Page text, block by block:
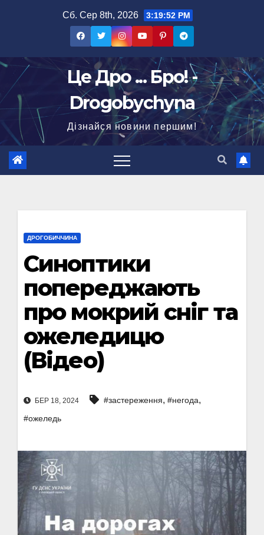
Сб. Сер 8th, 2026 3:19:53 PM
Це Дро ... Бро! -
Drogobychyna
Дізнайся новини першим!
ДРОГОБИЧЧИНА
Синоптики
попереджають
про мокрий сніг та
ожеледицю
(Відео)
БЕР 18, 2024 #застереження, #негода,
#ожеледь